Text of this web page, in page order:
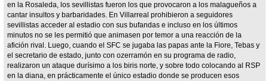
en la Rosaleda, los sevillistas fueron los que provocaron a los malagueños a
cantar insultos y barbaridades. En Villarreal prohibieron a seguidores
sevillistas acceder al estadio con sus bufandas e incluso en los últimos
minutos no se les permitió que animasen por temor a una reacción de la
afición rival. Luego, cuando el SFC se jugaba las papas ante la Fiore, Tebas y
el secretario de estado, junto con ozerramón en su programa de radio,
realizaron un ataque durísimo a los biris norte, y sobre todo colocando al RSP
en la diana, en prácticamente el único estadio donde se producen esos